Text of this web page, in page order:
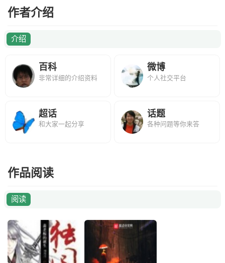
作者介绍
介绍
百科
非常详细的介绍资料
微博
个人社交平台
超话
和大家一起分享
话题
各种问题等你来答
作品阅读
阅读